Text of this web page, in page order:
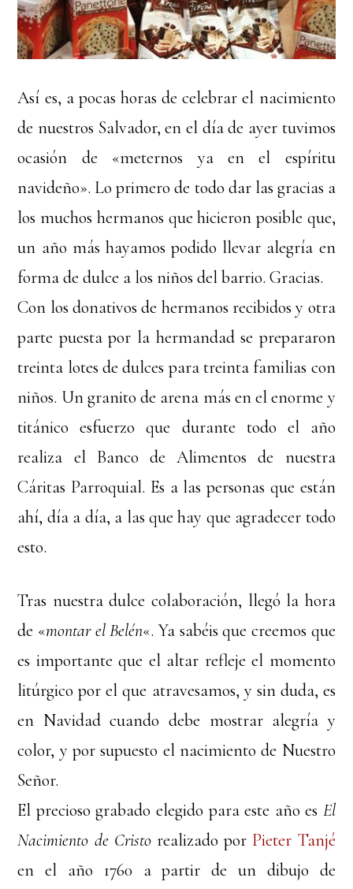
Así es, a pocas horas de celebrar el nacimiento
de nuestros Salvador, en el día de ayer tuvimos
ocasión de «meternos ya en el espíritu
navideño». Lo primero de todo dar las gracias a
los muchos hermanos que hicieron posible que,
un año más hayamos podido llevar alegría en
forma de dulce a los niños del barrio. Gracias.
Con los donativos de hermanos recibidos y otra
parte puesta por la hermandad se prepararon
treinta lotes de dulces para treinta familias con
niños. Un granito de arena más en el enorme y
titánico esfuerzo que durante todo el año
realiza el Banco de Alimentos de nuestra
Cáritas Parroquial. Es a las personas que están
ahí, día a día, a las que hay que agradecer todo
esto.
Tras nuestra dulce colaboración, llegó la hora
de «montar el Belén«. Ya sabéis que creemos que
es importante que el altar refleje el momento
litúrgico por el que atravesamos, y sin duda, es
en Navidad cuando debe mostrar alegría y
color, y por supuesto el nacimiento de Nuestro
Señor.
El precioso grabado elegido para este año es El
Nacimiento de Cristorealizado por Pieter Tanjé
en el año 1760 a partir de un dibujo de